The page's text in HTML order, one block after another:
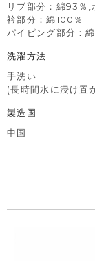
リブ部分：綿93％,
衿部分：綿100％
パイピング部分：
洗濯方法
手洗い
(長時間水に浸け置
製造国
中国